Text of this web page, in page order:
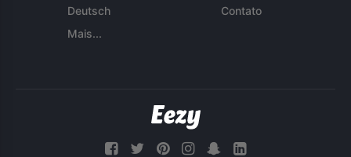
Deutsch
Mais...
Contato